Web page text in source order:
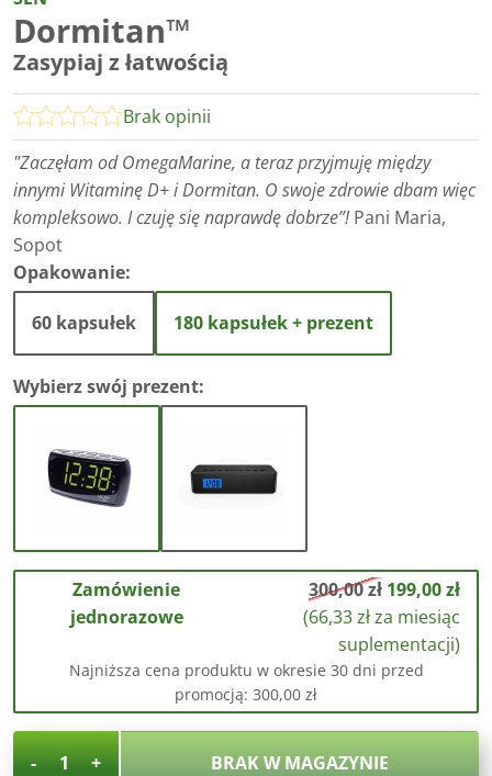
Dormitan™
Zasypiaj z łatwością
Brak opinii
"Zaczęłam od OmegaMarine, a teraz przyjmuję między
innymi Witaminę D+ i Dormitan. O swoje zdrowie dbam więc
kompleksowo. I czuję się naprawdę dobrze”!Pani Maria,
Sopot
Opakowanie:
60 kapsułek 180 kapsułek + prezent
Wybierz swój prezent:
Zamówienie
jednorazowe
300,00 zł 199,00zł
(66,33złza miesiąc
suplementacji)
Najniższa cena produktu w okresie 30 dni przed
promocją: 300,00 zł
- + BRAK W MAGAZYNIE